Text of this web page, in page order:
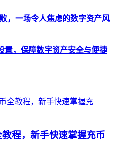
，一场令人焦虑的数字资产风
置，保障数字资产安全与便捷
程，新手快速掌握充币